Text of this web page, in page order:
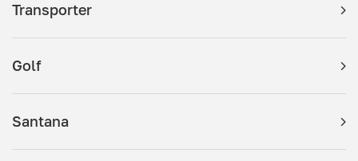
Transporter
Golf
Santana